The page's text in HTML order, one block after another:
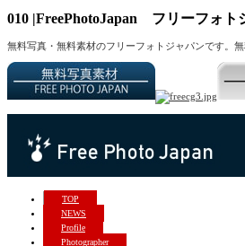
010 |FreePhotoJapan フリーフォト
無料写真・無料素材のフリーフォトジャパンです。
TOP
NEWS
Profile
Photographer